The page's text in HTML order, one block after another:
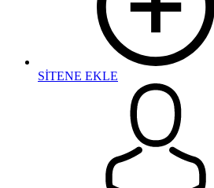
SİTENE EKLE